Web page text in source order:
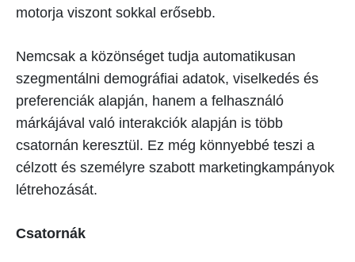
motorja viszont sokkal erősebb.
Nemcsak a közönséget tudja automatikusan
szegmentálni demográfiai adatok, viselkedés és
preferenciák alapján, hanem a felhasználó
márkájával való interakciók alapján is több
csatornán keresztül. Ez még könnyebbé teszi a
célzott és személyre szabott marketingkampányok
létrehozását.
Csatornák